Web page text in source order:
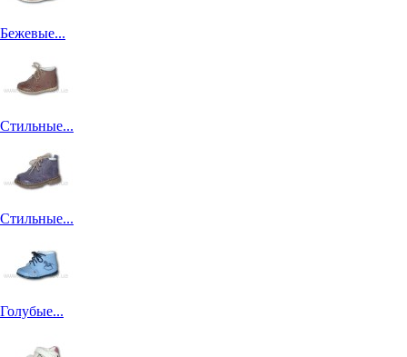
Бежевые...
Стильные...
Стильные...
Голубые...